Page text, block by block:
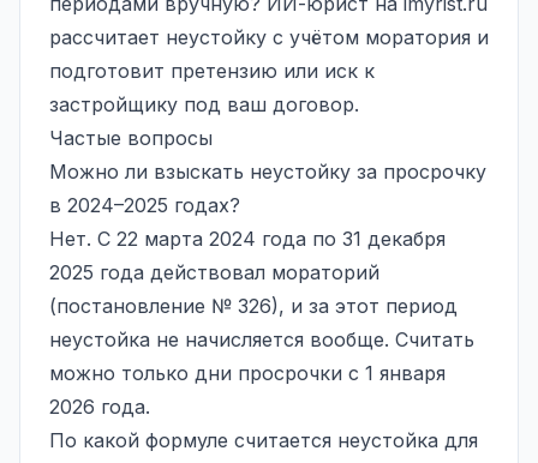
рассчитает неустойку с учётом моратория и
подготовит претензию или иск к
застройщику под ваш договор.
Частые вопросы
Можно ли взыскать неустойку за просрочку
в 2024–2025 годах?
Нет. С 22 марта 2024 года по 31 декабря
2025 года действовал мораторий
(постановление № 326), и за этот период
неустойка не начисляется вообще. Считать
можно только дни просрочки с 1 января
2026 года.
По какой формуле считается неустойка для